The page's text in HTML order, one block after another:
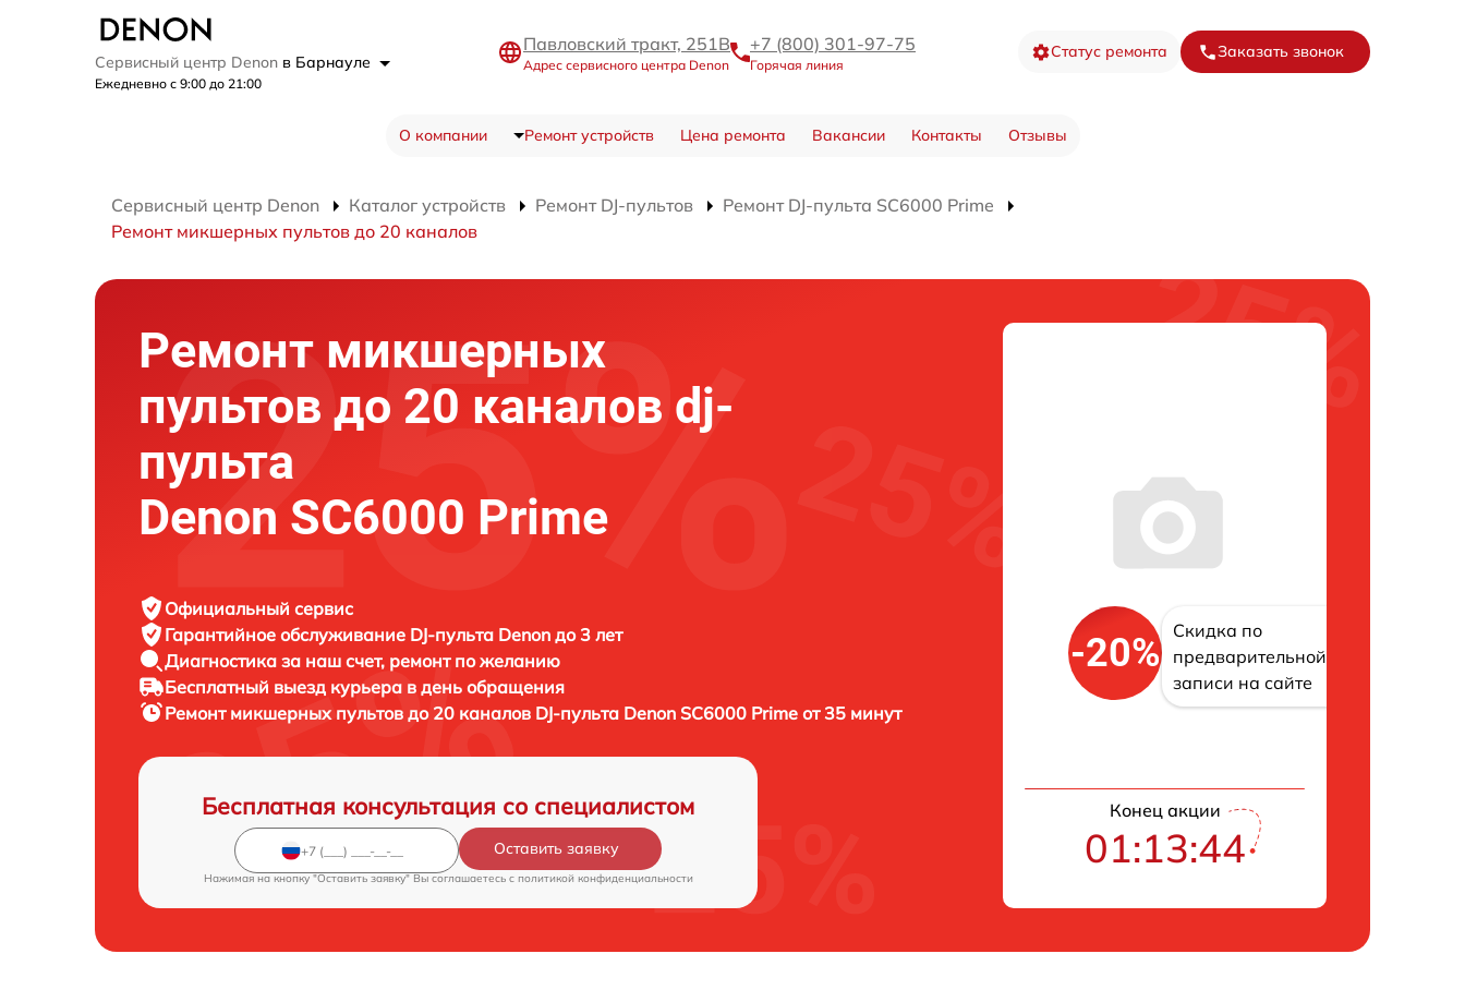
Сервисный центр Denon в Барнауле
Ежедневно с 9:00 до 21:00
Павловский тракт, 251В
Адрес сервисного центра Denon
+7 (800) 301-97-75
Горячая линия
Статус ремонта Заказать звонок
О компании Ремонт устройств Цена ремонта Вакансии Контакты Отзывы
Сервисный центр Denon Каталог устройств Ремонт DJ-пультов
Ремонт DJ-пульта SC6000 Prime
Ремонт микшерных пультов до 20 каналов
Ремонт микшерных
пультов до 20 каналов dj-
пульта
Denon SC6000 Prime
Официальный сервис
Гарантийное обслуживание DJ-пульта Denon до 3 лет
Диагностика за наш счет, ремонт по желанию
Бесплатный выезд курьера в день обращения
Ремонт микшерных пультов до 20 каналов DJ-пульта Denon SC6000 Prime от 35 минут
Бесплатная консультация со специалистом
Оставить заявку
Нажимая на кнопку "Оставить заявку" Вы соглашаетесь c политикой конфиденциальности
-20%
Скидка по
предварительной
записи на сайте
Конец акции
01:13:42